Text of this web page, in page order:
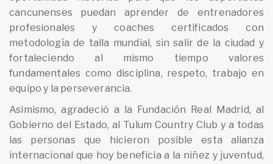
cancunenses puedan aprender de entrenadores
profesionales y coaches certificados con
metodología de talla mundial, sin salir de la ciudad y
fortaleciendo al mismo tiempo valores
fundamentales como disciplina, respeto, trabajo en
equipo y la perseverancia.
Asimismo, agradeció a la Fundación Real Madrid, al
Gobierno del Estado, al Tulum Country Club y a todas
las personas que hicieron posible esta alianza
internacional que hoy beneficia a la niñez y juventud,